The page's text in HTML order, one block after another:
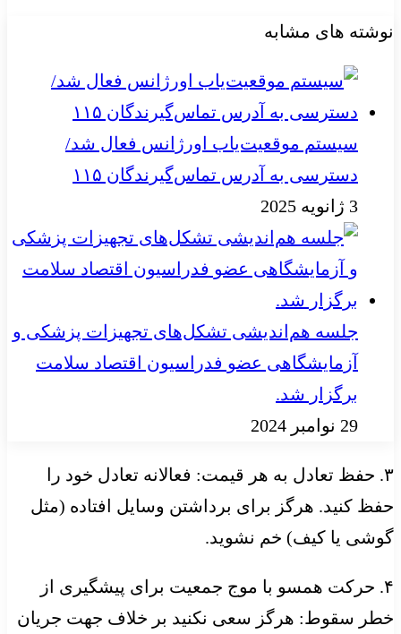
نوشته های مشابه
سیستم موقعیت‌یاب اورژانس فعال شد/
دسترسی به آدرس تماس‌گیرندگان ۱۱۵
3 ژانویه 2025
جلسه هم‌اندیشی تشکل‌های تجهیزات پزشکی و
آزمایشگاهی عضو فدراسیون اقتصاد سلامت
برگزار شد.
29 نوامبر 2024
۳. حفظ تعادل به هر قیمت: فعالانه تعادل خود را
حفظ کنید. هرگز برای برداشتن وسایل افتاده (مثل
گوشی یا کیف) خم نشوید.
۴. حرکت همسو با موج جمعیت برای پیشگیری از
خطر سقوط: هرگز سعی نکنید بر خلاف جهت جریان